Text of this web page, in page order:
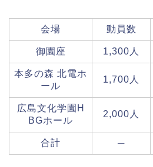
会場 動員数
御園座 1,300人
本多の森 北電ホ
ール
1,700人
広島文化学園H
BGホール
2,000人
合計 ─